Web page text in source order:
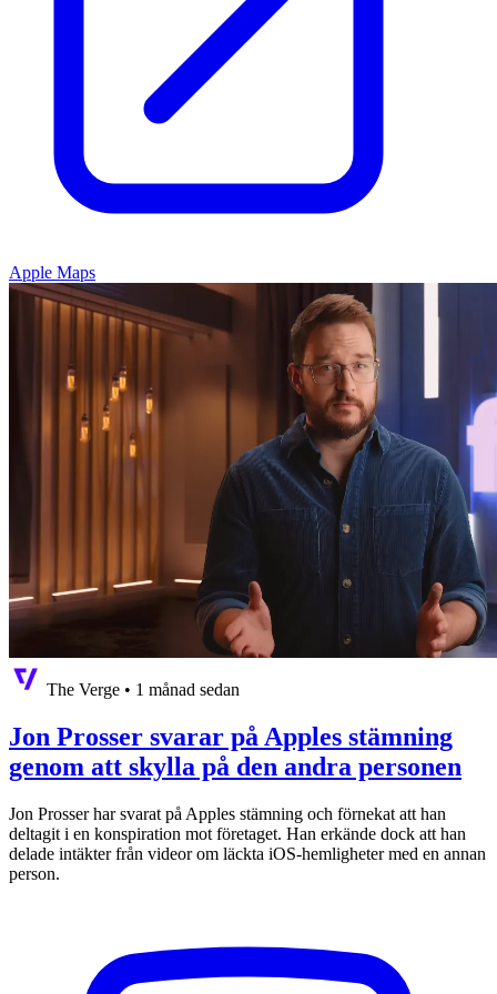
Apple Maps
The Verge • 1 månad sedan
Jon Prosser svarar på Apples stämning
genom att skylla på den andra personen
Jon Prosser har svarat på Apples stämning och förnekat att han
deltagit i en konspiration mot företaget. Han erkände dock att han
delade intäkter från videor om läckta iOS-hemligheter med en annan
person.